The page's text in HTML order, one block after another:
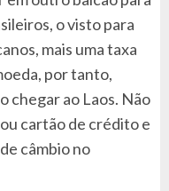
o visto para
mais uma taxa
por tanto,
chegar ao Laos. Não
cartão de crédito e
câmbio no